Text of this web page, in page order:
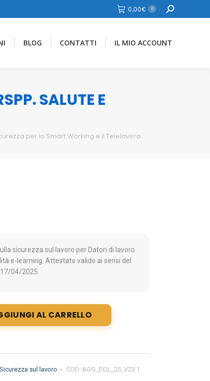
0,00€ 0 Cerca
BLOG CONTATTI IL MIO ACCOUNT
SALUTE E
per lo Smart Working e il Telelavoro.
sicurezza sul lavoro per Datori di lavoro
e-learning. Attestato valido ai sensi del
17/04/2025.
AL CARRELLO
Sicurezza sul lavoro COD: AGG_DDL_25_V23.1